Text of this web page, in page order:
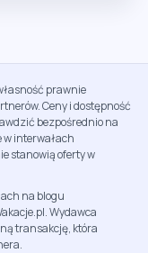
prawnie
Ceny i dostępność
bezpośrednio na
w interwałach
stanowią oferty w
na blogu
Wydawca
transakcję, która